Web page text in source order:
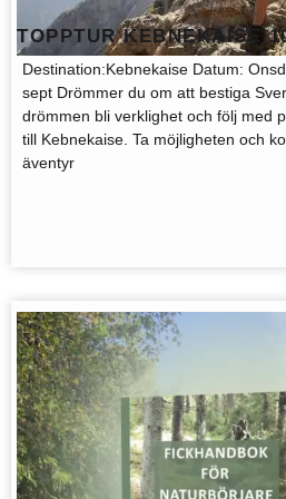
TOPPTUR KEBNEKAISE
Destination:Kebnekaise Datum:
sept Drömmer du om att bestiga
drömmen bli verklighet och följ med
till Kebnekaise. Ta möjligheten och
äventyr